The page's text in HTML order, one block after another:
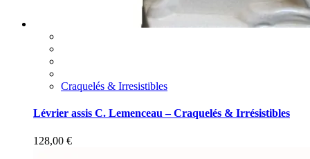
Craquelés & Irresistibles
Lévrier assis C. Lemenceau – Craquelés & Irrésistibles
128,00 €